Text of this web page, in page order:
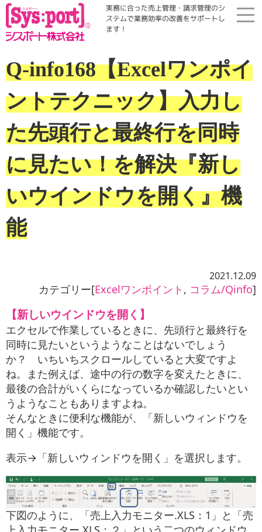
実務に合った売上管理・請求管理のシ
ステムで業務効率の改善をサポートし
ます！
展示会・勉強会
商品案内
コラム・Qinfo
会社案内
Q-info168【Excelワンポイ
ントテクニック】入力し
た先頭行と最終行を同時
に見たい！を解決『新し
いウインドウを開く』機
能
2021.12.09
カテゴリー[Excelワンポイント , コラム/Qinfo]
【新しいウインドウを開く】
エクセルで作業しているときに、先頭行と最終行を
同時に見たいというようなことはないでしょう
か？ いちいちスクロールしていると大変ですよ
ね。また例えば、途中の行の数字を変えたときに、
最後の合計がいくらになっているか確認したいとい
うようなこともありますよね。
そんなときに便利な機能が、「新しいウィンドウを
開く」機能です。
表示→「新しいウィンドウを開く」を選択します。
下図のように、「売上入力モニター.XLS：1」と「売